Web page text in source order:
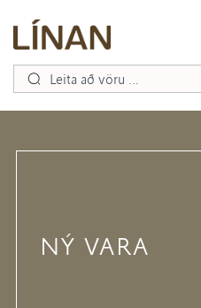
NÝ VARA